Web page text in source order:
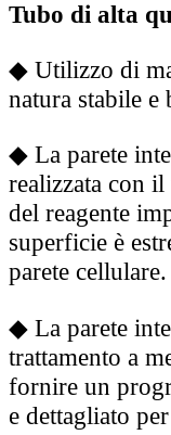
Tubo di alta
◆ Utilizzo di
natura stabile e
◆ La parete
realizzata con
del reagente
superficie è
parete cellulare.
◆ La parete
trattamento a
fornire un
e dettagliato